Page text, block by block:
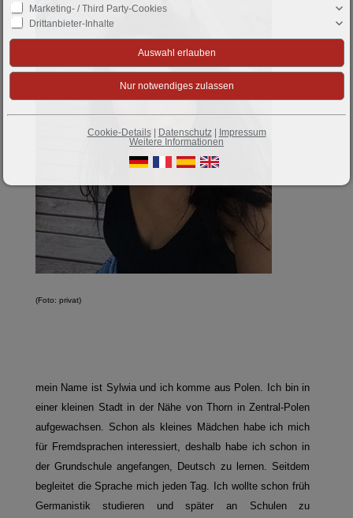
(Foto: privat)
mein Name ist Sylwia und ich komme aus Polen. Ich bin in
einer kleinen Stadt in der Nähe von Thorn in Zentral-Polen
aufgewachsen. Schon als kleines Mädchen habe ich mich
für Fremdsprachen interessiert, deshalb habe ich schon in
der Grundschule angefangen, Deutsch zu lernen. Seitdem
begleitet die Sprache mich jeden Tag. Ich wollte schon früh
Germanistik studieren und später an Schulen zu
Marketing- / Third Party-Cookies
Drittanbieter-Inhalte
Cookie-Details| Datenschutz| Impressum
Weitere Informationen